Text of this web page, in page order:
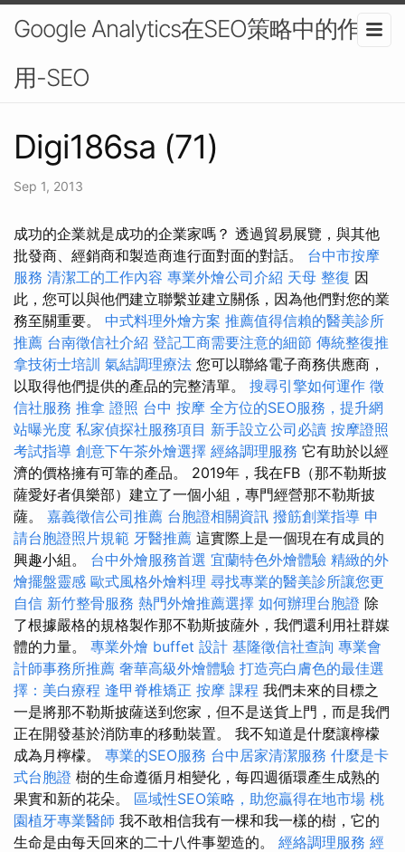
Google Analytics在SEO策略中的作
用-SEO
Digi186sa (71)
Sep 1, 2013
成功的企業就是成功的企業家嗎？ 透過貿易展覽，與其他
批發商、經銷商和製造商進行面對面的對話。 台中市按摩
服務 清潔工的工作內容 專業外燴公司介紹 天母 整復 因
此，您可以與他們建立聯繫並建立關係，因為他們對您的業
務至關重要。 中式料理外燴方案 推薦值得信賴的醫美診所
推薦 台南徵信社介紹 登記工商需要注意的細節 傳統整復推
拿技術士培訓 氣結調理療法 您可以聯絡電子商務供應商，
以取得他們提供的產品的完整清單。 搜尋引擎如何運作 徵
信社服務 推拿 證照 台中 按摩 全方位的SEO服務，提升網
站曝光度 私家偵探社服務項目 新手設立公司必讀 按摩證照
考試指導 創意下午茶外燴選擇 經絡調理服務 它有助於以經
濟的價格擁有可靠的產品。 2019年，我在FB（那不勒斯披
薩愛好者俱樂部）建立了一個小組，專門經營那不勒斯披
薩。 嘉義徵信公司推薦 台胞證相關資訊 撥筋創業指導 申
請台胞證照片規範 牙醫推薦 這實際上是一個現在有成員的
興趣小組。 台中外燴服務首選 宜蘭特色外燴體驗 精緻的外
燴擺盤靈感 歐式風格外燴料理 尋找專業的醫美診所讓您更
自信 新竹整骨服務 熱門外燴推薦選擇 如何辦理台胞證 除
了根據嚴格的規格製作那不勒斯披薩外，我們還利用社群媒
體的力量。 專業外燴 buffet 設計 基隆徵信社查詢 專業會
計師事務所推薦 奢華高級外燴體驗 打造亮白膚色的最佳選
擇：美白療程 逢甲脊椎矯正 按摩 課程 我們未來的目標之
一是將那不勒斯披薩送到您家，但不是送貨上門，而是我們
正在開發基於消防車的移動裝置。 我不知道是什麼讓檸檬
成為月檸檬。 專業的SEO服務 台中居家清潔服務 什麼是卡
式台胞證 樹的生命遵循月相變化，每四週循環產生成熟的
果實和新的花朵。 區域性SEO策略，助您贏得在地市場 桃
園植牙專業醫師 我不敢相信我有一棵和我一樣的樹，它的
生命是由每天回來的二十八件事塑造的。 經絡調理服務 經